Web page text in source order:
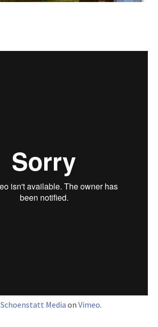
Schoenstatt Media on Vimeo.